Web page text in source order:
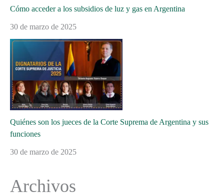
Cómo acceder a los subsidios de luz y gas en Argentina
30 de marzo de 2025
Quiénes son los jueces de la Corte Suprema de Argentina y sus
funciones
30 de marzo de 2025
Archivos